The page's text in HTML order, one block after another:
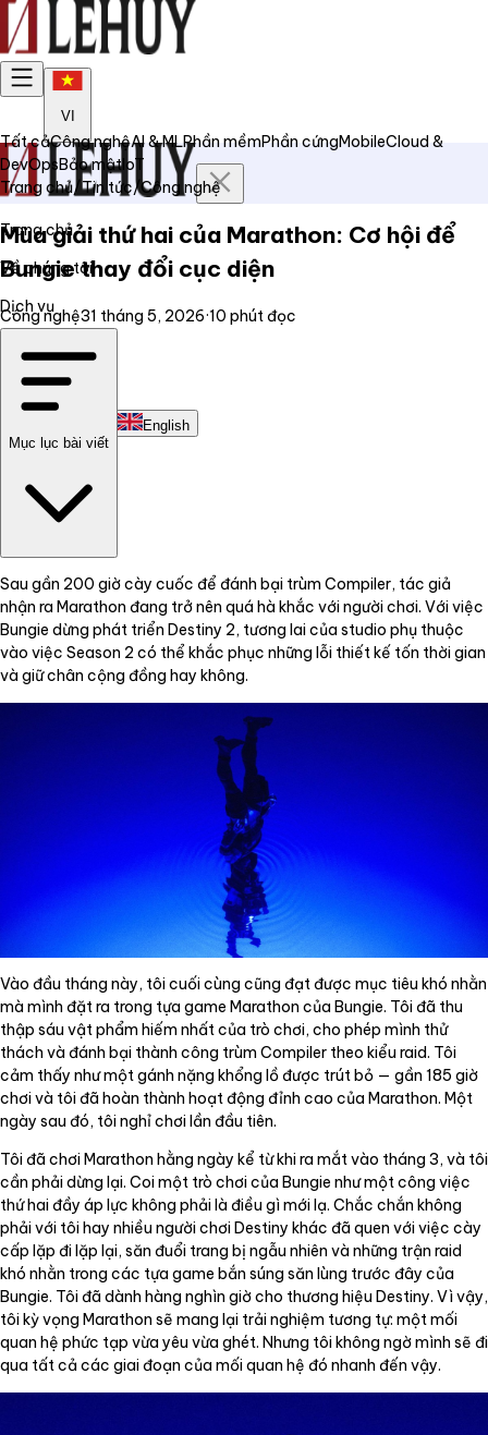
VI
Trang chủ
Về chúng tôi
Dịch vụ
Liên hệ
English
Tất cảCông nghệAI & MLPhần mềmPhần cứngMobileCloud &
DevOpsBảo mậtIoT
Trang chủ/Tin tức/Công nghệ
Mùa giải thứ hai của Marathon: Cơ hội để
Bungie thay đổi cục diện
Công nghệ31 tháng 5, 2026·10 phút đọc
Mục lục bài viết
Sau gần 200 giờ cày cuốc để đánh bại trùm Compiler, tác giả
nhận ra Marathon đang trở nên quá hà khắc với người chơi. Với việc
Bungie dừng phát triển Destiny 2, tương lai của studio phụ thuộc
vào việc Season 2 có thể khắc phục những lỗi thiết kế tốn thời gian
và giữ chân cộng đồng hay không.
Vào đầu tháng này, tôi cuối cùng cũng đạt được mục tiêu khó nhằn
mà mình đặt ra trong tựa game Marathon của Bungie. Tôi đã thu
thập sáu vật phẩm hiếm nhất của trò chơi, cho phép mình thử
thách và đánh bại thành công trùm Compiler theo kiểu raid. Tôi
cảm thấy như một gánh nặng khổng lồ được trút bỏ — gần 185 giờ
chơi và tôi đã hoàn thành hoạt động đỉnh cao của Marathon. Một
ngày sau đó, tôi nghỉ chơi lần đầu tiên.
Tôi đã chơi Marathon hằng ngày kể từ khi ra mắt vào tháng 3, và tôi
cần phải dừng lại. Coi một trò chơi của Bungie như một công việc
thứ hai đầy áp lực không phải là điều gì mới lạ. Chắc chắn không
phải với tôi hay nhiều người chơi Destiny khác đã quen với việc cày
cấp lặp đi lặp lại, săn đuổi trang bị ngẫu nhiên và những trận raid
khó nhằn trong các tựa game bắn súng săn lùng trước đây của
Bungie. Tôi đã dành hàng nghìn giờ cho thương hiệu Destiny. Vì vậy,
tôi kỳ vọng Marathon sẽ mang lại trải nghiệm tương tự: một mối
quan hệ phức tạp vừa yêu vừa ghét. Nhưng tôi không ngờ mình sẽ đi
qua tất cả các giai đoạn của mối quan hệ đó nhanh đến vậy.